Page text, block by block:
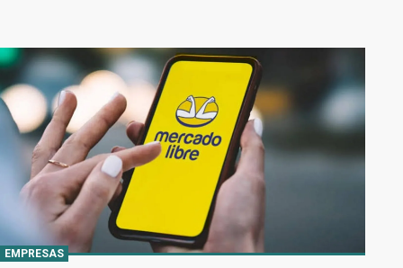
EMPRESAS